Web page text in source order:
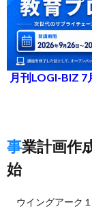
月刊LOGI-BIZ
事業計画作成サポートするシステム提供開
始
ウイングアーク